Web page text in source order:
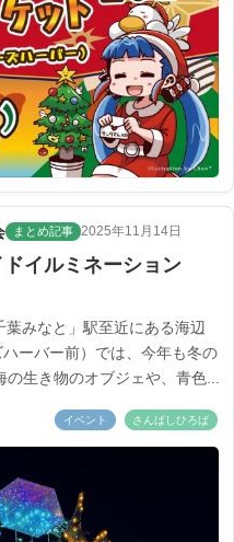
まとめ記事 2025年11月14日
イルミネーション
みなと」駅至近にある海辺
ーバー前）では、今年も冬の
生き物のオブジェや、青色...
イベント さんばしひろば